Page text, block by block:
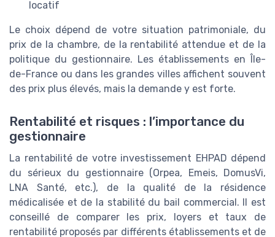
locatif
Le choix dépend de votre situation patrimoniale, du
prix de la chambre, de la rentabilité attendue et de la
politique du gestionnaire. Les établissements en Île-
de-France ou dans les grandes villes affichent souvent
des prix plus élevés, mais la demande y est forte.
Rentabilité et risques : l’importance du
gestionnaire
La rentabilité de votre investissement EHPAD dépend
du sérieux du gestionnaire (Orpea, Emeis, DomusVi,
LNA Santé, etc.), de la qualité de la résidence
médicalisée et de la stabilité du bail commercial. Il est
conseillé de comparer les prix, loyers et taux de
rentabilité proposés par différents établissements et de